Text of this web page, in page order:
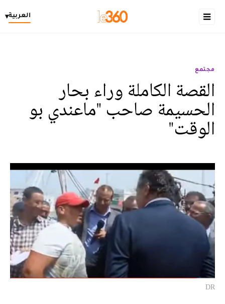
العربية▾
مجتمع
القصة الكاملة وراء بحار
الحسيمة صاحب "ماعندي بو
الوقت"
DR